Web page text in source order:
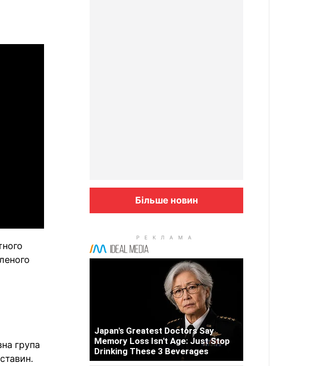
група
Більше новин
Japan's Greatest Doctors Say
Memory Loss Isn't Age: Just Stop
Drinking These 3 Beverages